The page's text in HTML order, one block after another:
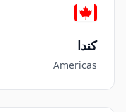
كندا
Americas